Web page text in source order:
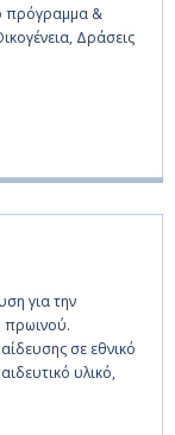
πρόγραμμα &
Δράσεις
για την
πρωινού.
σε εθνικό
υλικό,